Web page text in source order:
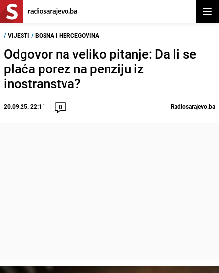
/ VIJESTI / BOSNA I HERCEGOVINA
Odgovor na veliko pitanje: Da li se
plaća porez na penziju iz
inostranstva?
20.09.25. 22:11 0 Radiosarajevo.ba